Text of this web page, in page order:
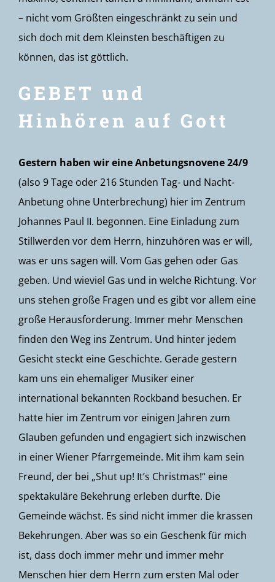
– nicht vom Größten eingeschränkt zu sein und
sich doch mit dem Kleinsten beschäftigen zu
können, das ist göttlich.
GEBET und
Hinhören auf Gott
Gestern haben wir eine Anbetungsnovene 24/9
(also 9 Tage oder 216 Stunden Tag- und Nacht-
Anbetung ohne Unterbrechung) hier im Zentrum
Johannes Paul II. begonnen. Eine Einladung zum
Stillwerden vor dem Herrn, hinzuhören was er will,
was er uns sagen will. Vom Gas gehen oder Gas
geben. Und wieviel Gas und in welche Richtung. Vor
uns stehen große Fragen und es gibt vor allem eine
große Herausforderung. Immer mehr Menschen
finden den Weg ins Zentrum. Und hinter jedem
Gesicht steckt eine Geschichte. Gerade gestern
kam uns ein ehemaliger Musiker einer
international bekannten Rockband besuchen. Er
hatte hier im Zentrum vor einigen Jahren zum
Glauben gefunden und engagiert sich inzwischen
in einer Wiener Pfarrgemeinde. Mit ihm kam sein
Freund, der bei „Shut up! It’s Christmas!“ eine
spektakuläre Bekehrung erleben durfte. Die
Gemeinde wächst. Es sind nicht immer die krassen
Bekehrungen. Aber was so ein Geschenk für mich
ist, dass doch immer mehr und immer mehr
Menschen hier dem Herrn zum ersten Mal oder